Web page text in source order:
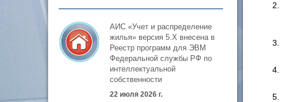
АИС «Учет и распределение
жилья» версия 5.Х внесена в
Реестр программ для ЭВМ
Федеральной службы РФ по
интеллектуальной
собственности
22 июля 2026 г.